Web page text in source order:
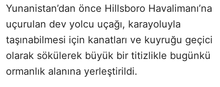
Yunanistan’dan önce Hillsboro Havalimanı’na
uçurulan dev yolcu uçağı, karayoluyla
taşınabilmesi için kanatları ve kuyruğu geçici
olarak sökülerek büyük bir titizlikle bugünkü
ormanlık alanına yerleştirildi.